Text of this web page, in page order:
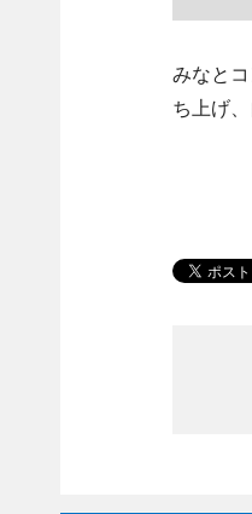
みなと
ち上げ